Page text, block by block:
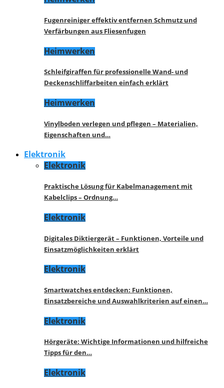
Fugenreiniger effektiv entfernen Schmutz und
Verfärbungen aus Fliesenfugen
Heimwerken
Schleifgiraffen für professionelle Wand- und
Deckenschliffarbeiten einfach erklärt
Heimwerken
Vinylboden verlegen und pflegen – Materialien,
Eigenschaften und…
Elektronik
Elektronik
Praktische Lösung für Kabelmanagement mit
Kabelclips – Ordnung…
Elektronik
Digitales Diktiergerät – Funktionen, Vorteile und
Einsatzmöglichkeiten erklärt
Elektronik
Smartwatches entdecken: Funktionen,
Einsatzbereiche und Auswahlkriterien auf einen…
Elektronik
Hörgeräte: Wichtige Informationen und hilfreiche
Tipps für den…
Elektronik